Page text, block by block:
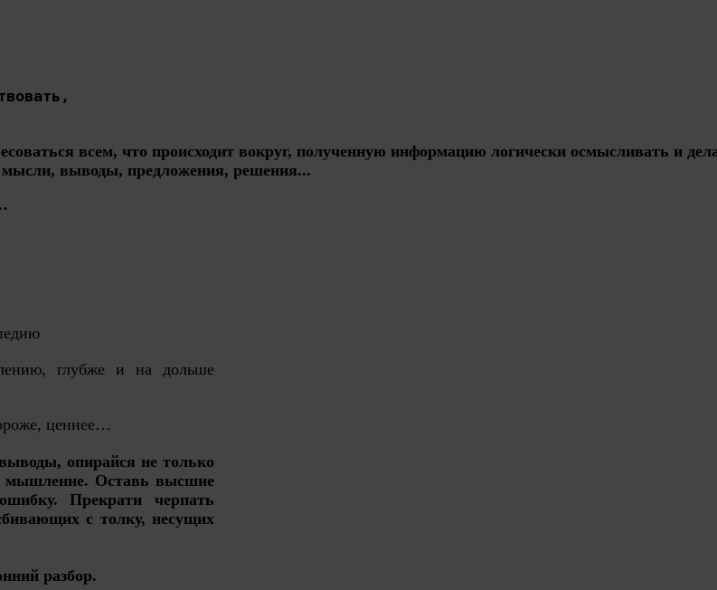
всем, что происходит вокруг, полученную информацию логически осмысливать и
выводы, предложения, решения...
глубже и на дольше
ценнее…
опирайся не только
мышление. Оставь высшие
Прекрати черпать
с толку, несущих
разбор.